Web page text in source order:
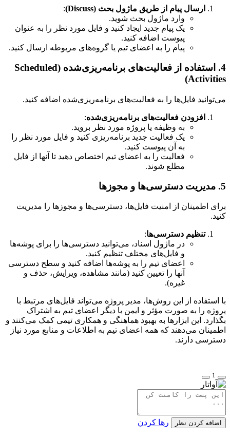
ارسال پیام از طریق ماژول بحث (Discuss)
:
وارد ماژول بحث شوید.
یک پیام جدید ایجاد کنید و فایل مورد نظر را به عنوان
پیوست اضافه کنید.
پیام را به اعضای تیم یا گروه‌های مربوطه ارسال کنید.
4. استفاده از فعالیت‌های برنامه‌ریزی‌شده (Scheduled
Activities)
می‌توانید فایل‌ها را به فعالیت‌های برنامه‌ریزی‌شده اضافه کنید.
افزودن فعالیت‌های برنامه‌ریزی‌شده:
به وظیفه یا پروژه مورد نظر بروید.
یک فعالیت جدید برنامه‌ریزی کنید و فایل مورد نظر را
به آن پیوست کنید.
فعالیت را به اعضای تیم اختصاص دهید تا آنها از فایل
مطلع شوند.
5. مدیریت دسترسی‌ها و مجوزها
برای اطمینان از امنیت فایل‌ها، دسترسی‌ها و مجوزها را مدیریت
کنید.
تنظیم دسترسی‌ها:
در ماژول اسناد، می‌توانید دسترسی‌ها را برای پوشه‌ها
و فایل‌های مختلف تنظیم کنید.
اعضای تیم را به پوشه‌ها اضافه کنید و سطح دسترسی
آنها را تعیین کنید (مانند مشاهده، ویرایش، حذف و
غیره).
با استفاده از این روش‌ها، مدیر پروژه می‌تواند فایل‌های مرتبط با
پروژه را به صورت مؤثر و ایمن با دیگر اعضای تیم به اشتراک
بگذارد. این ابزارها به بهبود هماهنگی و همکاری تیمی کمک می‌کنند و
اطمینان می‌دهند که همه اعضای تیم به اطلاعات و منابع مورد نیاز
دسترسی دارند.
1
اضافه کردن نظر رها کردن